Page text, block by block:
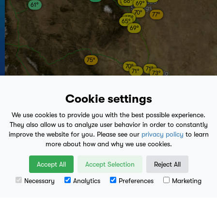
Cookie settings
We use cookies to provide you with the best possible experience.
They also allow us to analyze user behavior in order to constantly
improve the website for you. Please see our privacy policy to learn
more about how and why we use cookies.
Accept All Accept Selection Reject All
Necessary Analytics Preferences Marketing
61°
64° 65°
75°
65°
65°
70°
69°
71°
70°
69°
71°
73°
77°
63°